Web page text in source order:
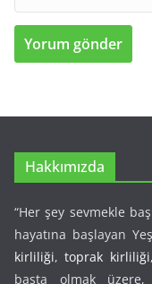
Hakkımızda
“Her şey sevmekle
hayatına başlayan
kirliliği,toprak kirliliği
başta olmak üzere,